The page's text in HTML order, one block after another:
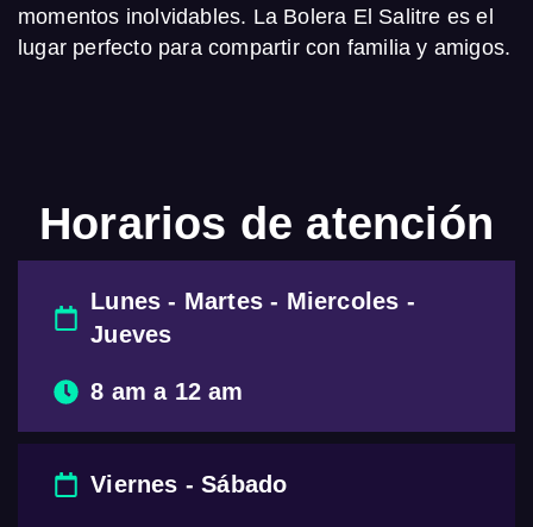
momentos inolvidables. La Bolera El Salitre es el
lugar perfecto para compartir con familia y amigos.
Horarios de atención
Lunes - Martes - Miercoles -
Jueves
8 am a 12 am
Viernes - Sábado